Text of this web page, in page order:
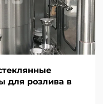
для розлива в